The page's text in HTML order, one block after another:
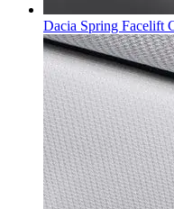
Dacia Spring Facelift